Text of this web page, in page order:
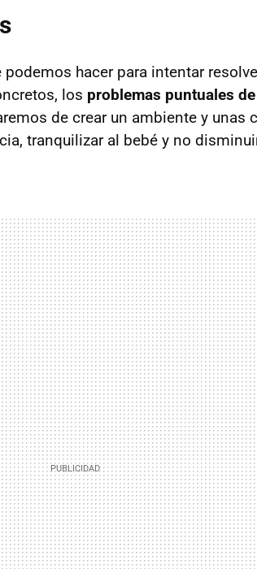
hacer para intentar
los problemas puntuales
de crear un ambiente y unas
tranquilizar al bebé y no